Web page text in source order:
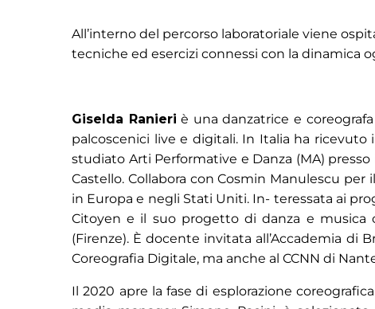
All’interno del percorso laboratoriale viene
tecniche ed esercizi connessi con la dinamica
Giselda Ranieri è una danzatrice e
palcoscenici live e digitali. In Italia ha ricevuto
studiato Arti Performative e Danza (MA)
Castello. Collabora con Cosmin Manulescu
in Europa e negli Stati Uniti. In- teressata ai
Citoyen e il suo progetto di danza e musica
(Firenze). È docente invitata all’Accademia di
Coreografia Digitale, ma anche al CCNN di
Il 2020 apre la fase di esplorazione